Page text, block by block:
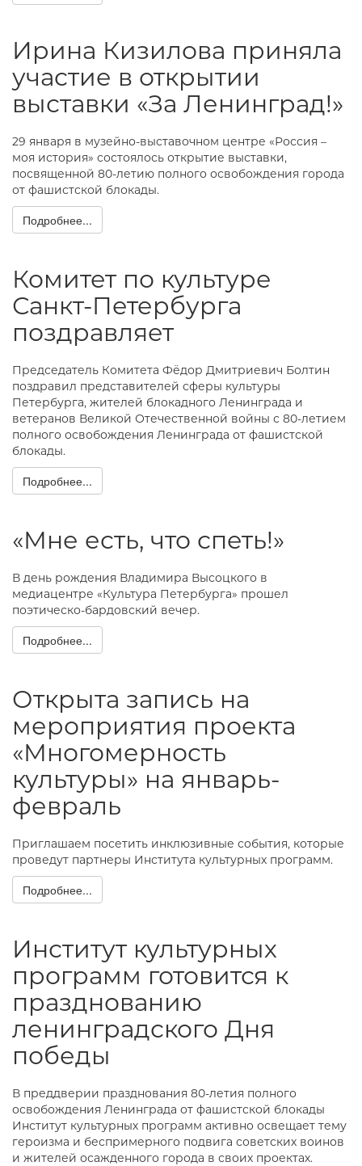
Ирина Кизилова приняла
участие в открытии
выставки «За Ленинград!»
29 января в музейно-выставочном центре «Россия –
моя история» состоялось открытие выставки,
посвященной 80-летию полного освобождения города
от фашистской блокады.
Подробнее...
Комитет по культуре
Санкт-Петербурга
поздравляет
Председатель Комитета Фёдор Дмитриевич Болтин
поздравил представителей сферы культуры
Петербурга, жителей блокадного Ленинграда и
ветеранов Великой Отечественной войны с 80-летием
полного освобождения Ленинграда от фашистской
блокады.
Подробнее...
«Мне есть, что спеть!»
В день рождения Владимира Высоцкого в
медиацентре «Культура Петербурга» прошел
поэтическо-бардовский вечер.
Подробнее...
Открыта запись на
мероприятия проекта
«Многомерность
культуры» на январь-
февраль
Приглашаем посетить инклюзивные события, которые
проведут партнеры Института культурных программ.
Подробнее...
Институт культурных
программ готовится к
празднованию
ленинградского Дня
победы
В преддверии празднования 80-летия полного
освобождения Ленинграда от фашистской блокады
Институт культурных программ активно освещает тему
героизма и беспримерного подвига советских воинов
и жителей осажденного города в своих проектах.